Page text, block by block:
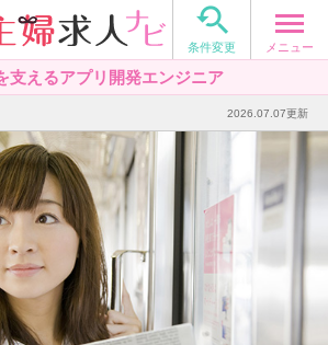

条件変更 メニュー
支えるアプリ開発エンジニア
2026.07.07更新